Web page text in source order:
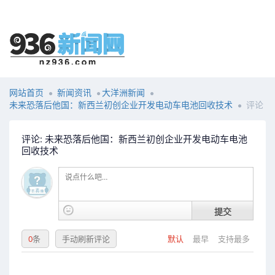
网站首页 新闻资讯
大洋洲新闻
未来恐落后他国：新西兰初创企业开发电动车电池回收技术
评论
评论: 未来恐落后他国：新西兰初创企业开发电动车电池
回收技术
提交
默认 最早 支持最多
0条 手动刷新评论